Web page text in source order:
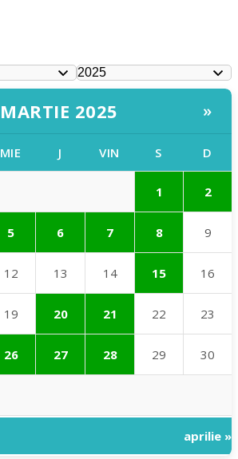
MARTIE 2025 »
MIE J VIN S D
1 2
5 6 7 8 9
12 13 14 15 16
19 20 21 22 23
26 27 28 29 30
aprilie »